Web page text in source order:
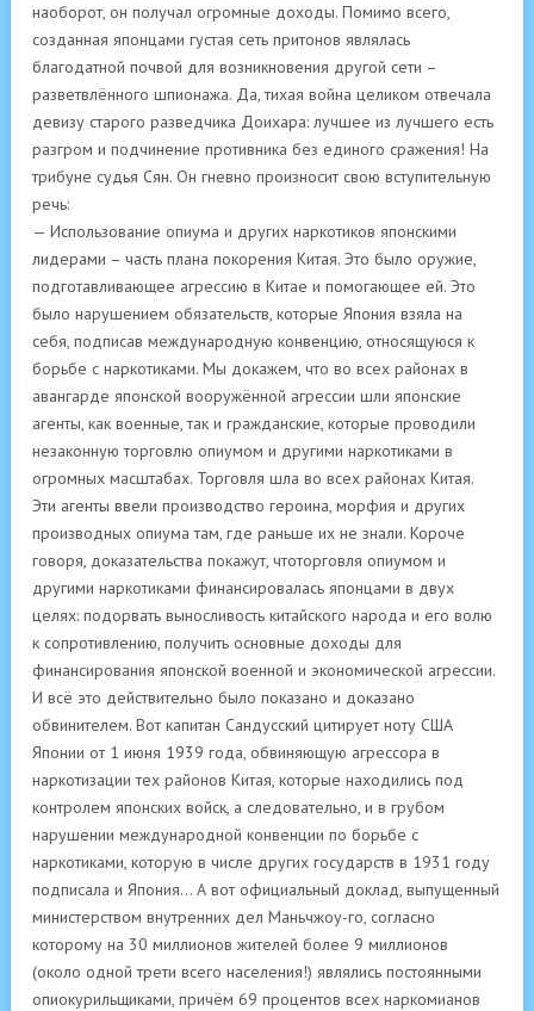
наоборот, он получал огромные доходы. Помимо всего,
созданная японцами густая сеть притонов являлась
благодатной почвой для возникновения другой сети –
разветвлённого шпионажа. Да, тихая война целиком отвечала
девизу старого разведчика Доихара: лучшее из лучшего есть
разгром и подчинение противника без единого сражения! На
трибуне судья Сян. Он гневно произносит свою вступительную
речь:
— Использование опиума и других наркотиков японскими
лидерами – часть плана покорения Китая. Это было оружие,
подготавливающее агрессию в Китае и помогающее ей. Это
было нарушением обязательств, которые Япония взяла на
себя, подписав международную конвенцию, относящуюся к
борьбе с наркотиками. Мы докажем, что во всех районах в
авангарде японской вооружённой агрессии шли японские
агенты, как военные, так и гражданские, которые проводили
незаконную торговлю опиумом и другими наркотиками в
огромных масштабах. Торговля шла во всех районах Китая.
Эти агенты ввели производство героина, морфия и других
производных опиума там, где раньше их не знали. Короче
говоря, доказательства покажут, чтоторговля опиумом и
другими наркотиками финансировалась японцами в двух
целях: подорвать выносливость китайского народа и его волю
к сопротивлению, получить основные доходы для
финансирования японской военной и экономической агрессии.
И всё это действительно было показано и доказано
обвинителем. Вот капитан Сандусский цитирует ноту США
Японии от 1 июня 1939 года, обвиняющую агрессора в
наркотизации тех районов Китая, которые находились под
контролем японских войск, а следовательно, и в грубом
нарушении международной конвенции по борьбе с
наркотиками, которую в числе других государств в 1931 году
подписала и Япония… А вот официальный доклад, выпущенный
министерством внутренних дел Маньчжоу-го, согласно
которому на 30 миллионов жителей более 9 миллионов
(около одной трети всего населения!) являлись постоянными
опиокурильщиками, причём 69 процентов всех наркомианов